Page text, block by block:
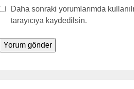
Daha sonraki yorumlarımda
tarayıcıya kaydedilsin.